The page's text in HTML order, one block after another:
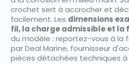
crochet sert à accrocher et
facilement. Les dimensions
fil, la charge admissible et la
du modèle : reportez-vous à la
par Deal Marine, fournisseur
pièces détachées techniques à